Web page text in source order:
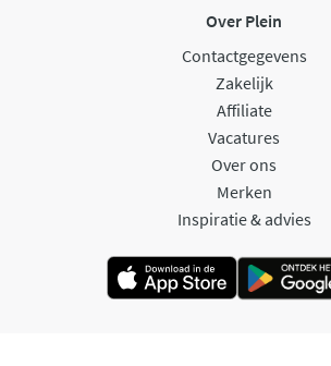
Over Plein
Contactgegevens
Zakelijk
Affiliate
Vacatures
Over ons
Merken
Inspiratie & advies